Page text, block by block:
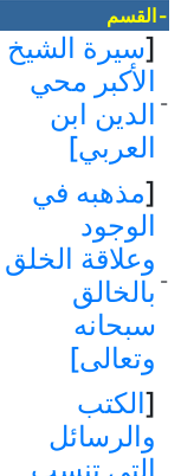
-القسم
-
[سيرة الشيخ
الأكبر محي
الدين ابن
العربي]
-
[مذهبه في
الوجود
وعلاقة الخلق
بالخالق
سبحانه
وتعالى]
[الكتب
والرسائل